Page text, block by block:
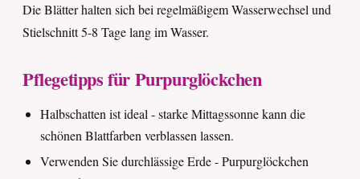
Die Blätter halten sich bei regelmäßigem Wasserwechsel und
Stielschnitt 5-8 Tage lang im Wasser.
Pflegetipps für Purpurglöckchen
Halbschatten ist ideal - starke Mittagssonne kann die
schönen Blattfarben verblassen lassen.
Verwenden Sie durchlässige Erde - Purpurglöckchen